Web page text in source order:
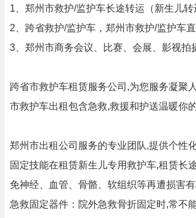
1、郑州市救护/监护车长途转运（新生儿
2、跨省救护/监护车，郑州市救护/监护车
3、郑州市商务会议、比赛、会展、影视拍
跨省市救护车租赁服务公司,为您服务凝聚
市救护车出租包含急救,救援和护送温暖你
郑州市出租公司服务的专业团队,提供个性
固定技能在租赁新生儿专用救护车,租赁长
免神经、血管、骨骼、软组织等再遭损害
急救固定器件：院外急救骨折固定时,常不